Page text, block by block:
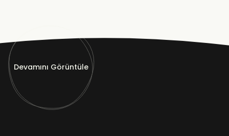
Devamını Görüntüle